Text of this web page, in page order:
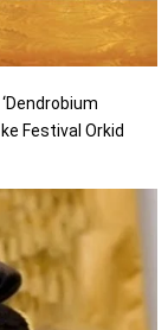
Festival Orkid